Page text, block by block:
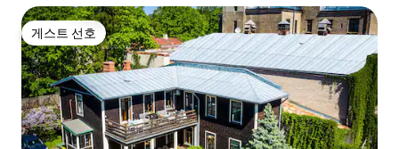
게스트 선호
게스트 선호